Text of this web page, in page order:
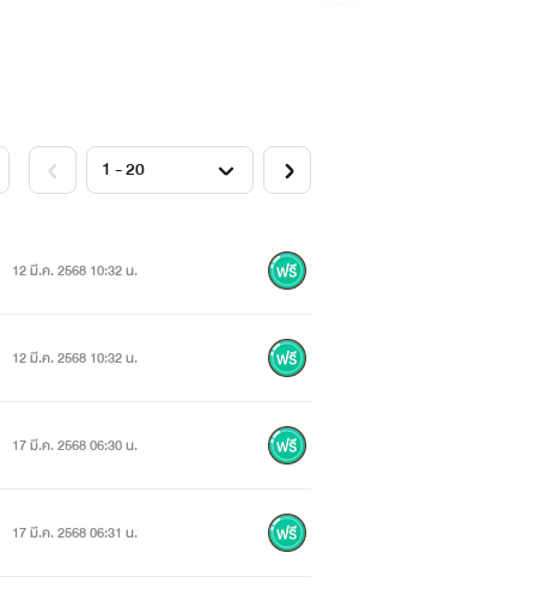
12 มี.ค. 2568 10:32 น.
12 มี.ค. 2568 10:32 น.
17 มี.ค. 2568 06:30 น.
17 มี.ค. 2568 06:31 น.